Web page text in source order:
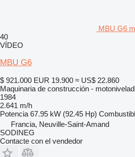
MBU G6
40
VÍDEO
MBU G6
$ 921.000 EUR 19.900 ≈ US$ 22.860
Maquinaria de construcción -
1984
2.641 m/h
Potencia 67.95 kW (92.45 Hp)
Francia, Neuville-Saint-Amand
SODINEG
Contacte con el vendedor